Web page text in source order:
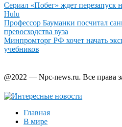
Сериал «Побег» ждет перезапуск
Hulu
Профессор Бауманки посчитал
превосходства вуза
Минпромторг РФ хочет начать
учебников
@2022 — Npc-news.ru. Все права
Главная
В мире